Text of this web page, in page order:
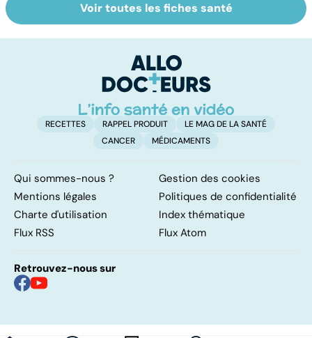
Intoxications
alimentaires :
Votre santé en
vacances
Voir toutes les fiches santé
RECETTES RAPPEL PRODUIT
LE MAG DE LA SANTÉ
CANCER
MÉDICAMENTS
Qui sommes-nous ?
Gestion des cookies
Mentions légales
Politiques de confidentialité
Charte d'utilisation
Index thématique
Flux RSS
Flux Atom
Retrouvez-nous sur